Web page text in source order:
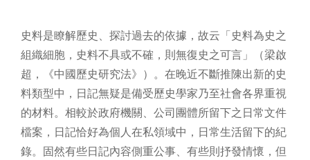
史料是瞭解歷史、探討過去的依據，故云「史料為史之
組織細胞，史料不具或不確，則無復史之可言」（梁啟
超，《中國歷史研究法》）。在晚近不斷推陳出新的史
料類型中，日記無疑是備受歷史學家乃至社會各界重視
的材料。相較於政府機關、公司團體所留下之日常文件
檔案，日記恰好為個人在私領域中，日常生活留下的紀
錄。固然有些日記內容側重公事、有些則抒發情懷，但